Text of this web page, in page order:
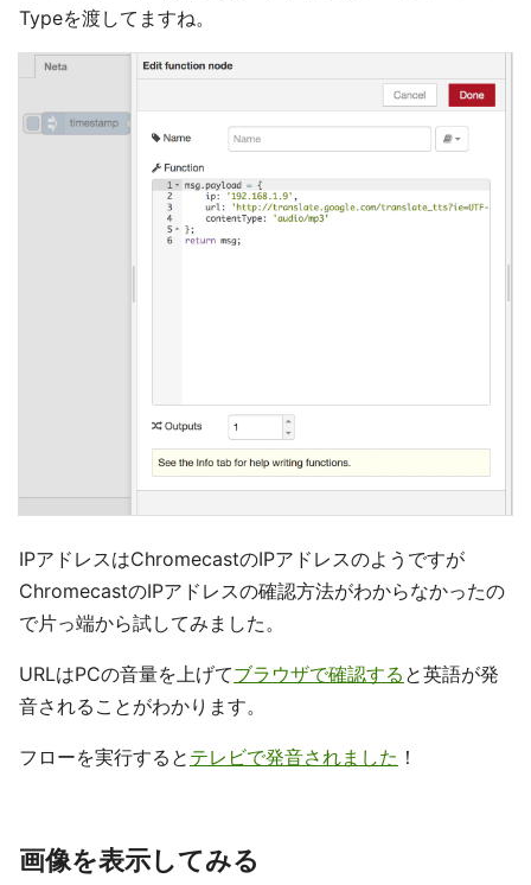
Typeを渡してますね。
IPアドレスはChromecastのIPアドレスのようですが
ChromecastのIPアドレスの確認方法がわからなかったの
で片っ端から試してみました。
URLはPCの音量を上げてブラウザで確認する と英語が発
音されることがわかります。
フローを実行すると テレビで発音されました ！
画像を表示してみる